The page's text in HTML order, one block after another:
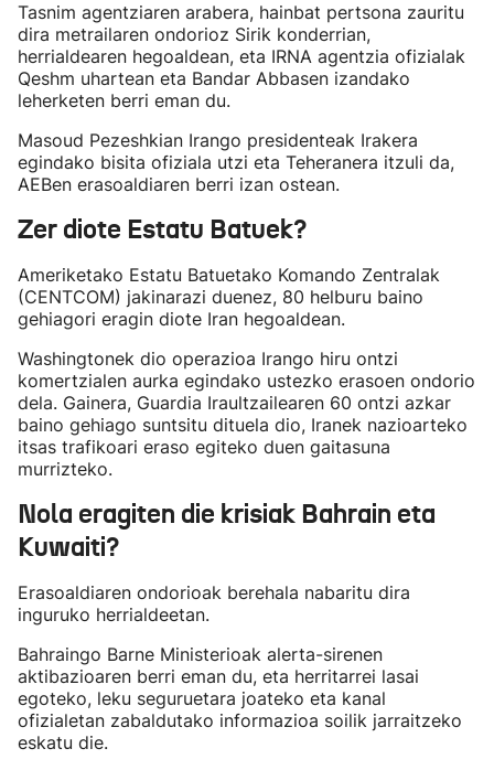
Tasnim agentziaren arabera, hainbat pertsona zauritu
dira metrailaren ondorioz Sirik konderrian,
herrialdearen hegoaldean, eta IRNA agentzia ofizialak
Qeshm uhartean eta Bandar Abbasen izandako
leherketen berri eman du.
Masoud Pezeshkian Irango presidenteak Irakera
egindako bisita ofiziala utzi eta Teheranera itzuli da,
AEBen erasoaldiaren berri izan ostean.
Zer diote Estatu Batuek?
Ameriketako Estatu Batuetako Komando Zentralak
(CENTCOM) jakinarazi duenez, 80 helburu baino
gehiagori eragin diote Iran hegoaldean.
Washingtonek dio operazioa Irango hiru ontzi
komertzialen aurka egindako ustezko erasoen ondorio
dela. Gainera, Guardia Iraultzailearen 60 ontzi azkar
baino gehiago suntsitu dituela dio, Iranek nazioarteko
itsas trafikoari eraso egiteko duen gaitasuna
murrizteko.
Nola eragiten die krisiak Bahrain eta
Kuwaiti?
Erasoaldiaren ondorioak berehala nabaritu dira
inguruko herrialdeetan.
Bahraingo Barne Ministerioak alerta-sirenen
aktibazioaren berri eman du, eta herritarrei lasai
egoteko, leku seguruetara joateko eta kanal
ofizialetan zabaldutako informazioa soilik jarraitzeko
eskatu die.